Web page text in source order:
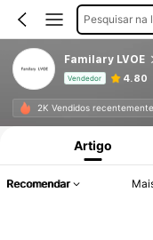
Pesquisar na
Familary LVOE
Vendedor 4.80
2K Vendidos recentemente
Informações do Produto:
Artigo
Recomendar